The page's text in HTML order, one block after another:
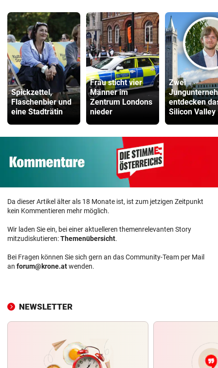
Spickzettel,
Flaschenbier und
eine Stadträtin
Frau sticht vier
Männer im
Zentrum Londons
nieder
Zwei
entdecken
Silicon Valley
Da dieser Artikel älter als 18 Monate ist, ist zum jetzigen Zeitpunkt
kein Kommentieren mehr möglich.
Wir laden Sie ein, bei einer aktuelleren themenrelevanten Story
mitzudiskutieren:Themenübersicht.
Bei Fragen können Sie sich gern an das Community-Team per Mail
an forum@krone.atwenden.
NEWSLETTER